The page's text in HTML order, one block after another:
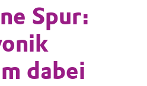
Spur:
dabei